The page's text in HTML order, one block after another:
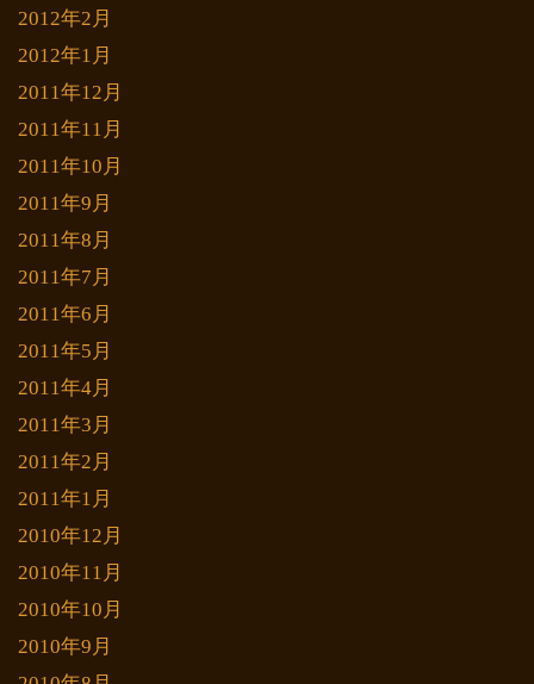
2012年2月
2012年1月
2011年12月
2011年11月
2011年10月
2011年9月
2011年8月
2011年7月
2011年6月
2011年5月
2011年4月
2011年3月
2011年2月
2011年1月
2010年12月
2010年11月
2010年10月
2010年9月